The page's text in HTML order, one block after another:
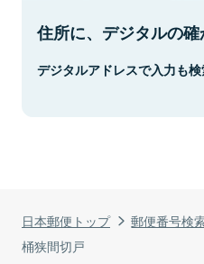
日本郵便トップ 郵便番号検
桶狭間切戸
住所に、デジタルの確
デジタルアドレスで入力も検